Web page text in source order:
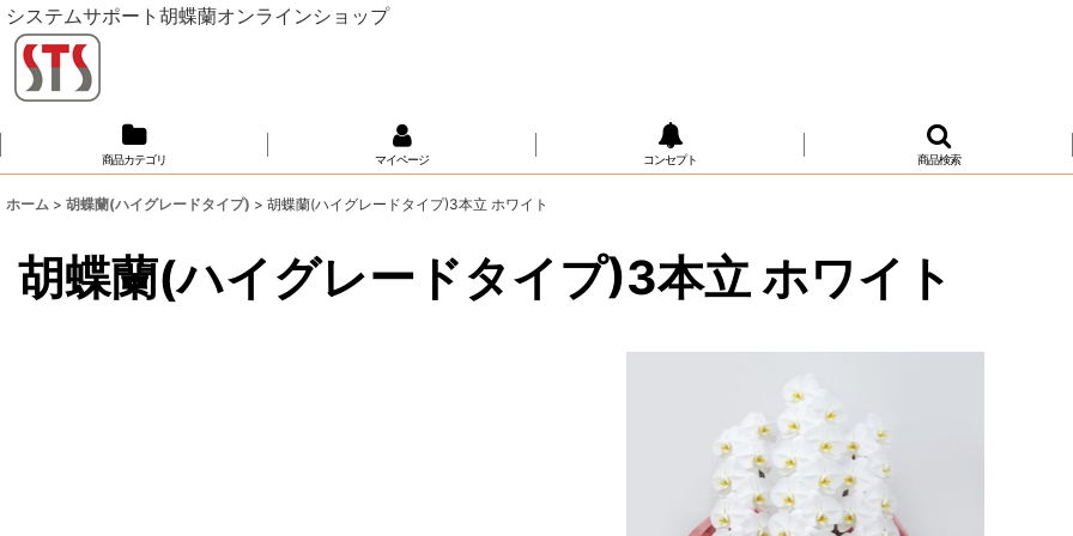
システムサポート胡蝶蘭オンラインショップ
商品カテゴリ マイページ コンセプト 商品検索
ホーム > 胡蝶蘭(ハイグレードタイプ) > 胡蝶蘭(ハイグレードタイプ)3本立 ホワイト
胡蝶蘭(ハイグレードタイプ)3本立 ホワイト